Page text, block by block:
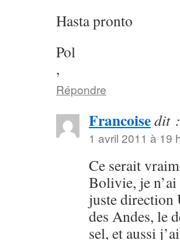
Hasta pronto
Pol
,
Répondre
Francoisedit :
1 avril 2011 à 19
Ce serait
Bolivie, je
juste direction
des Andes, le
sel, et aussi